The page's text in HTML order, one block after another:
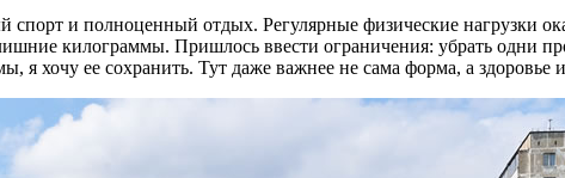
спорт и полноценный отдых. Регулярные физические нагрузки
килограммы. Пришлось ввести ограничения: убрать одни
я хочу ее сохранить. Тут даже важнее не сама форма, а здоровье